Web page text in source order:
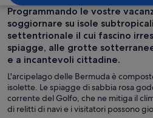
Programmando le vostre
soggiornare su isole
settentrionale il cui fascino
spiagge, alle grotte
e a incantevoli cittadine.
L'arcipelago delle Bermuda è
isolette. Le spiagge di sabbia rosa
corrente del Golfo, che ne mitiga il
di relitti di navi e i visitatori possono